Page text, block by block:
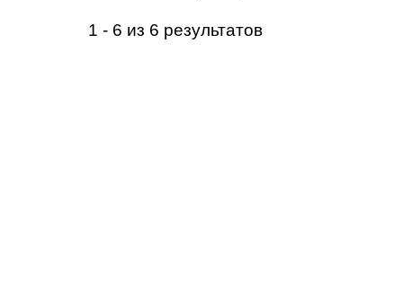
1 - 6 из 6 результатов